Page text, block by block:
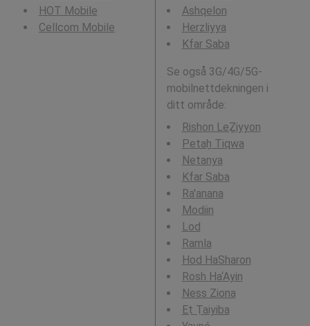
HOT Mobile
Cellcom Mobile
Ashqelon
Herzliyya
Kfar Saba
Se også 3G/4G/5G-
mobilnettdekningen i
ditt område:
Rishon LeẔiyyon
Petaẖ Tiqwa
Netanya
Kfar Saba
Ra'anana
Modiin
Lod
Ramla
Hod HaSharon
Rosh Ha‘Ayin
Ness Ziona
Eṭ Ṭaiyiba